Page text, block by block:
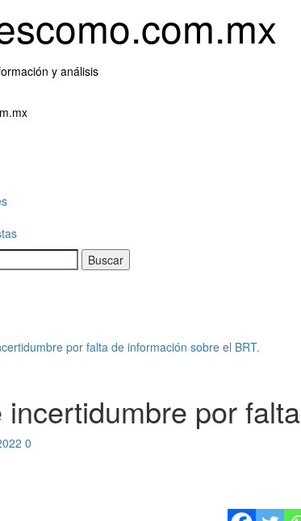
y análisis
por falta de información sobre el BRT.
incertidumbre por
0